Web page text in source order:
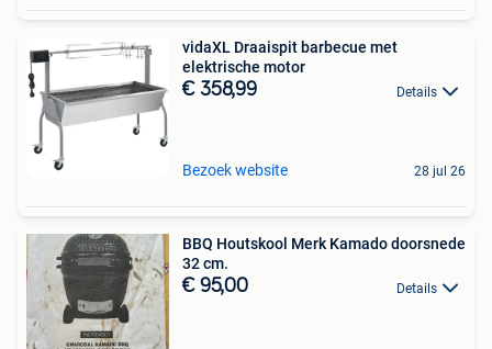
vidaXL Draaispit barbecue met
elektrische motor
€ 358,99 Details
Bezoek website 28 jul 26
BBQ Houtskool Merk Kamado doorsnede
32 cm.
€ 95,00 Details